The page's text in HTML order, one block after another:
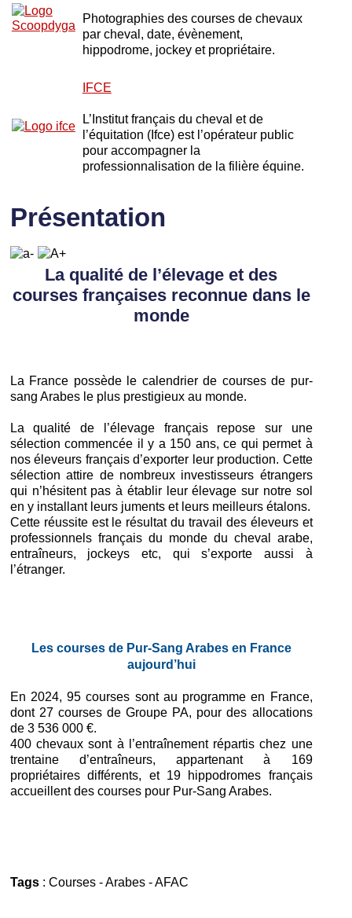
Photographies des courses de chevaux
par cheval, date, évènement,
hippodrome, jockey et propriétaire.
IFCE
L’Institut français du cheval et de
l’équitation (Ifce) est l’opérateur public
pour accompagner la
professionnalisation de la filière équine.
Présentation
La qualité de l’élevage et des
courses françaises reconnue dans le
monde
La France possède le calendrier de courses de pur-
sang Arabes le plus prestigieux au monde.
La qualité de l’élevage français repose sur une
sélection commencée il y a 150 ans, ce qui permet à
nos éleveurs français d’exporter leur production. Cette
sélection attire de nombreux investisseurs étrangers
qui n’hésitent pas à établir leur élevage sur notre sol
en y installant leurs juments et leurs meilleurs étalons.
Cette réussite est le résultat du travail des éleveurs et
professionnels français du monde du cheval arabe,
entraîneurs, jockeys etc, qui s’exporte aussi à
l’étranger.
Les courses de Pur-Sang Arabes en France
aujourd’hui
En 2024, 95 courses sont au programme en France,
dont 27 courses de Groupe PA, pour des allocations
de 3 536 000 €.
400 chevaux sont à l’entraînement répartis chez une
trentaine d’entraîneurs, appartenant à 169
propriétaires différents, et 19 hippodromes français
accueillent des courses pour Pur-Sang Arabes.
Tags: Courses-Arabes-AFAC